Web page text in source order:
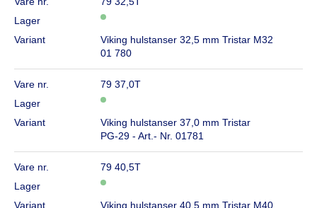
Lager
Variant
Viking hulstanser 32,5 mm Tristar M32
01 780
Vare nr.
79 37,0T
Lager
Variant
Viking hulstanser 37,0 mm Tristar
PG-29 - Art.- Nr. 01781
Vare nr.
79 40,5T
Lager
Variant
Viking hulstanser 40,5 mm Tristar M40